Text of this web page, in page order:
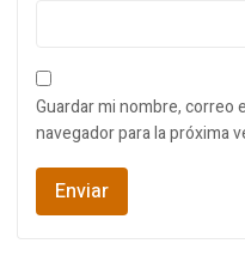
Guardar mi nombre,
navegador para la próxima